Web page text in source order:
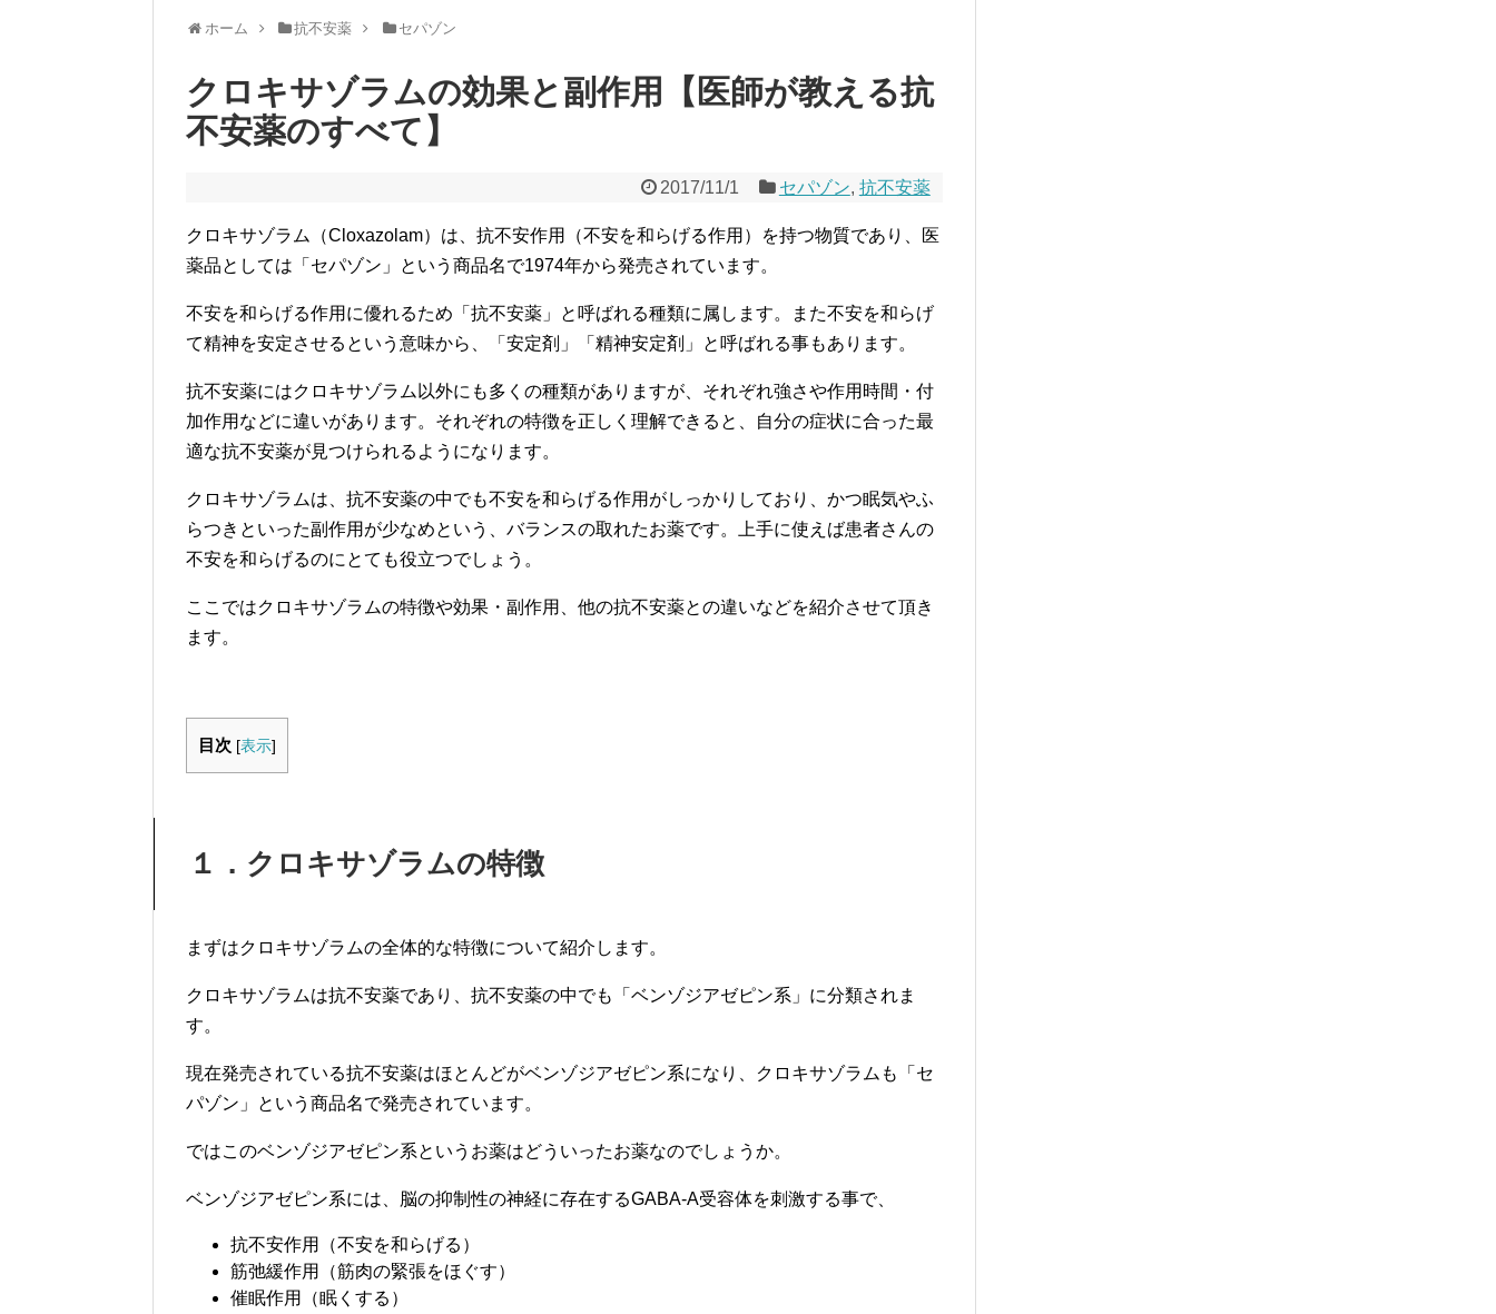
ホーム 抗不安薬 セパゾン
クロキサゾラムの効果と副作用【医師が教える抗
不安薬のすべて】
2017/11/1 セパゾン, 抗不安薬
クロキサゾラム（Cloxazolam）は、抗不安作用（不安を和らげる作用）を持つ物質であり、医
薬品としては「セパゾン」という商品名で1974年から発売されています。
不安を和らげる作用に優れるため「抗不安薬」と呼ばれる種類に属します。また不安を和らげ
て精神を安定させるという意味から、
「安定剤」「精神安定剤」と呼ばれる事もあります。
抗不安薬にはクロキサゾラム以外にも多くの種類がありますが、それぞれ強さや作用時間・付
加作用などに違いがあります。それぞれの特徴を正しく理解できると、自分の症状に合った最
適な抗不安薬が見つけられるようになります。
クロキサゾラムは、抗不安薬の中でも不安を和らげる作用がしっかりしており、かつ眠気やふ
らつきといった副作用が少なめという、バランスの取れたお薬です。上手に使えば患者さんの
不安を和らげるのにとても役立つでしょう。
ここではクロキサゾラムの特徴や効果・副作用、他の抗不安薬との違いなどを紹介させて頂き
ます。
目次 [表示]
１．クロキサゾラムの特徴
まずはクロキサゾラムの全体的な特徴について紹介します。
クロキサゾラムは抗不安薬であり、抗不安薬の中でも「ベンゾジアゼピン系」に分類されま
す。
現在発売されている抗不安薬はほとんどがベンゾジアゼピン系になり、クロキサゾラムも「セ
パゾン」という商品名で発売されています。
ではこのベンゾジアゼピン系というお薬はどういったお薬なのでしょうか。
ベンゾジアゼピン系には、脳の抑制性の神経に存在するGABA-A受容体を刺激する事で、
抗不安作用（不安を和らげる）
筋弛緩作用（筋肉の緊張をほぐす）
催眠作用（眠くする）